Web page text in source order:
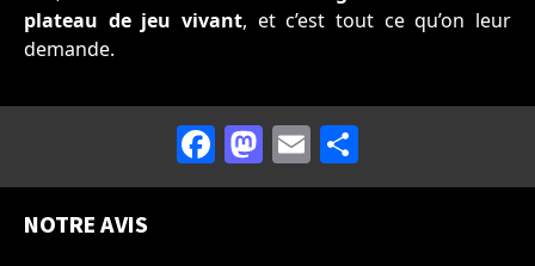
plateau de jeu vivant, et c’est tout ce qu’on leur
demande.
Facebook
Mastodon
Email
NOTRE AVIS